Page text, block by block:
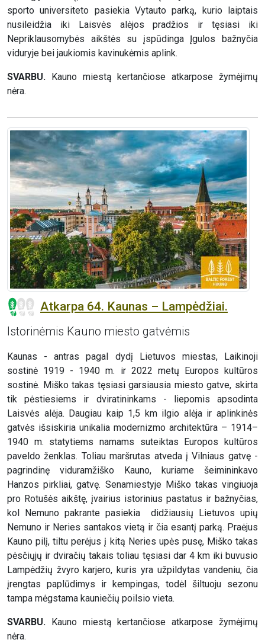
sporto universiteto pasiekia Vytauto parką, kurio laiptais
nusileidžia iki Laisvės alėjos pradžios ir tęsiasi iki
Nepriklausomybės aikštės su įspūdinga Įgulos bažnyčia
viduryje bei jaukiomis kavinukėmis aplink.
SVARBU.
Kauno miestą kertančiose atkarpose žymėjimų
nėra.
Atkarpa 64. Kaunas – Lampėdžiai.
Istorinėmis Kauno miesto gatvėmis
Kaunas - antras pagal dydį Lietuvos miestas, Laikinoji
sostinė 1919 - 1940 m. ir 2022 metų Europos kultūros
sostinė. Miško takas tęsiasi garsiausia miesto gatve, skirta
tik pėstiesiems ir dviratininkams - liepomis apsodinta
Laisvės alėja. Daugiau kaip 1,5 km ilgio alėja ir aplinkinės
gatvės išsiskiria unikalia modernizmo architektūra – 1914–
1940 m. statytiems namams suteiktas Europos kultūros
paveldo ženklas. Toliau maršrutas atveda į Vilniaus gatvę -
pagrindinę viduramžiško Kauno, kuriame šeimininkavo
Hanzos pirkliai, gatvę. Senamiestyje Miško takas vingiuoja
pro Rotušės aikštę, įvairius istorinius pastatus ir bažnyčias,
kol Nemuno pakrante pasiekia didžiausių Lietuvos upių
Nemuno ir Neries santakos vietą ir čia esantį parką. Praėjus
Kauno pilį, tiltu perėjus į kitą Neries upės pusę, Miško takas
pėsčiųjų ir dviračių takais toliau tęsiasi dar 4 km iki buvusio
Lampėdžių žvyro karjero, kuris yra užpildytas vandeniu, čia
įrengtas paplūdimys ir kempingas, todėl šiltuoju sezonu
tampa mėgstama kauniečių poilsio vieta.
SVARBU. Kauno miestą kertančiose atkarpose žymėjimų
nėra.